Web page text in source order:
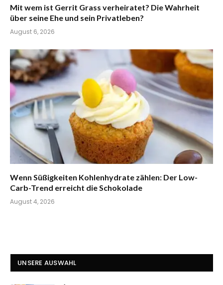
Mit wem ist Gerrit Grass verheiratet? Die Wahrheit
über seine Ehe und sein Privatleben?
August 6, 2026
Wenn Süßigkeiten Kohlenhydrate zählen: Der Low-
Carb-Trend erreicht die Schokolade
August 4, 2026
UNSERE AUSWAHL